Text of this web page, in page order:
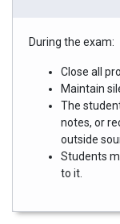
During the exam:
Close all
Maintain
The
notes, or
outside
Students
to it.